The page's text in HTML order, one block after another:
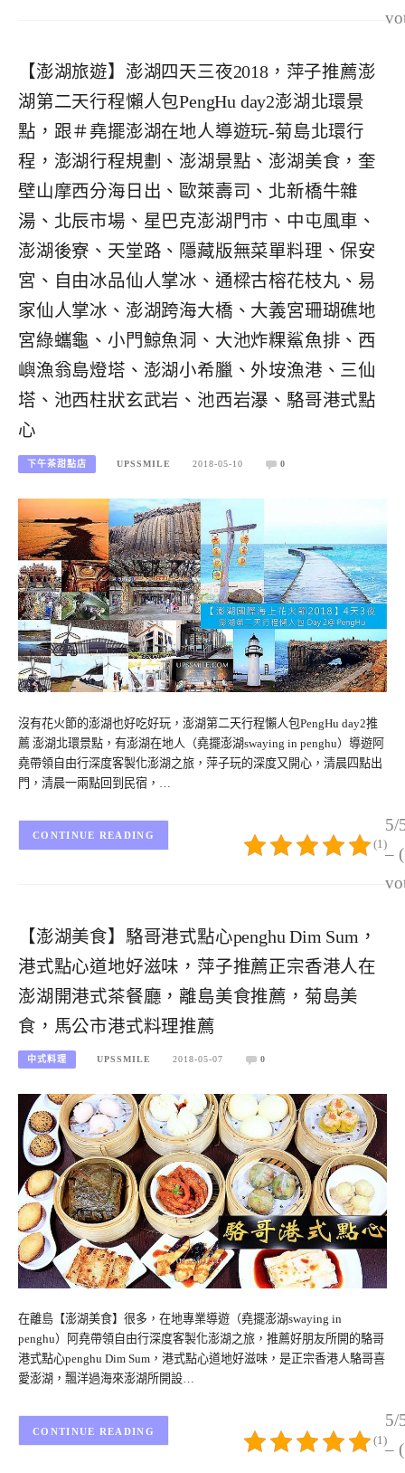
【澎湖旅遊】澎湖四天三夜2018，萍子推薦澎
湖第二天行程懶人包PengHu day2澎湖北環景
點，跟＃堯擺澎湖在地人導遊玩-菊島北環行
程，澎湖行程規劃、澎湖景點、澎湖美食，奎
壁山摩西分海日出、歐萊壽司、北新橋牛雜
湯、北辰市場、星巴克澎湖門市、中屯風車、
澎湖後寮、天堂路、隱藏版無菜單料理、保安
宮、自由冰品仙人掌冰、通樑古榕花枝丸、易
家仙人掌冰、澎湖跨海大橋、大義宮珊瑚礁地
宮綠蠵龜、小門鯨魚洞、大池炸粿鯊魚排、西
嶼漁翁島燈塔、澎湖小希臘、外垵漁港、三仙
塔、池西柱狀玄武岩、池西岩瀑、駱哥港式點
心
下午茶甜點店 UPSSMILE 2018-05-10 0
沒有花火節的澎湖也好吃好玩，澎湖第二天行程懶人包PengHu day2推
薦 澎湖北環景點，有澎湖在地人（堯擺澎湖swaying in penghu）導遊阿
堯帶領自由行深度客製化澎湖之旅，萍子玩的深度又開心，清晨四點出
門，清晨一兩點回到民宿，…
5/
–
(1)
CONTINUE READING
【澎湖美食】駱哥港式點心penghu Dim Sum，
港式點心道地好滋味，萍子推薦正宗香港人在
澎湖開港式茶餐廳，離島美食推薦，菊島美
食，馬公市港式料理推薦
中式料理 UPSSMILE 2018-05-07 0
在離島【澎湖美食】很多，在地專業導遊（堯擺澎湖swaying in
penghu）阿堯帶領自由行深度客製化澎湖之旅，推薦好朋友所開的駱哥
港式點心penghu Dim Sum，港式點心道地好滋味，是正宗香港人駱哥喜
愛澎湖，飄洋過海來澎湖所開設…
5/
–
(1)
CONTINUE READING